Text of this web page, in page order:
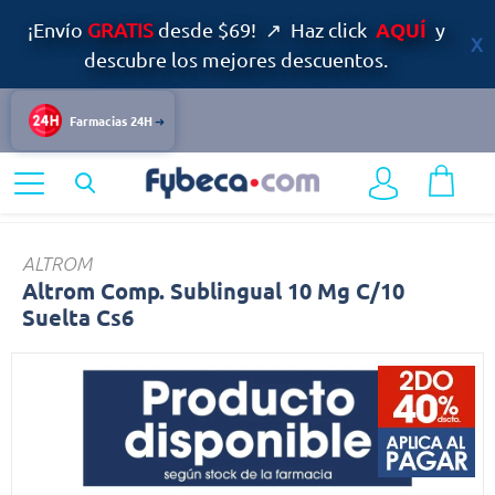
¡Envío GRATISdesde $69! ↗ Haz click AQUÍ y
descubre los mejores descuentos.
Farmacias 24H
Sistema Nervioso
ALTROM
Altrom Comp. Sublingual 10 Mg C/10
Suelta Cs6